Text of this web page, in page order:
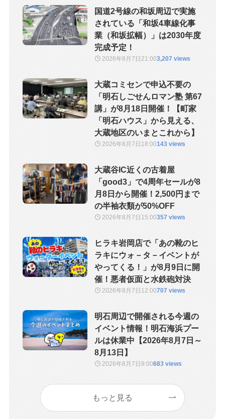
国道2号線の和坂周辺で実施
されている「和坂4車線化事
業（和坂拡幅）」は2030年度
完成予定！
2026年8月7日21:003,207 views
大蔵コミセンで申込不要の
「明石しごせんロマン塾 第67
講」が8月18日開催！【町家
「明石ハウス」から見える、
大蔵地区のいまとこれから】
2026年8月7日 18:00143 views
大蔵谷IC近くの古着屋
「good3」で4周年セールが8
月8日から開催！2,500円まで
の半袖衣類が50%OFF
2026年8月7日 15:00357 views
ヒラキ岩岡店で「あの靴のヒ
ラキにウォ－タ－イベントが
やってくる！」が8月9日に開
催！悪者仮面と水鉄砲対決
2026年8月7日 12:00707 views
明石周辺で開催される今週の
イベント情報！明石海浜プー
ルは休業中【2026年8月7日～
8月13日】
2026年8月7日9:00683 views
もっと見る